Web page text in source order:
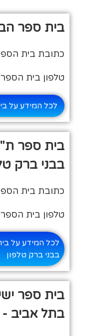
בית ספר
כתובת בית הספר:
טלפון בית הספר: 04-8234736
לכל המידע על
בית ספר
בבני ברק
כתובת בית הספר:
טלפון בית הספר: 03-6743328
לכל המידע על
בבני ברק טלפון
בית ספר
בתל אביב -